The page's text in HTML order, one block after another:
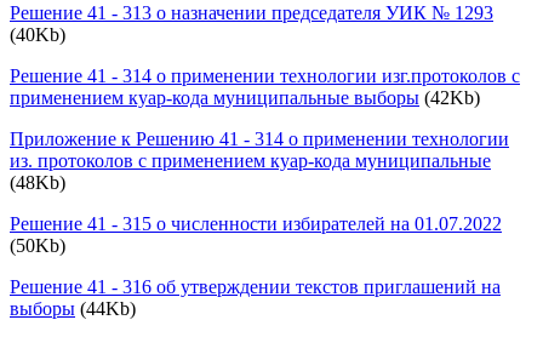
Решение 41 - 313 о назначении председателя УИК № 1293
(40Kb)
Решение 41 - 314 о применении технологии изг.протоколов с
применением куар-кода муниципальные выборы (42Kb)
Приложение к Решению 41 - 314 о применении технологии
из. протоколов с применением куар-кода муниципальные
(48Kb)
Решение 41 - 315 о численности избирателей на 01.07.2022
(50Kb)
Решение 41 - 316 об утверждении текстов приглашений на
выборы (44Kb)